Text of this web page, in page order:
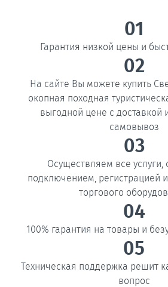
01
Гарантия низкой цены и
02
На сайте Вы можете купить
окопная походная
выгодной цене с доставкой
самовывоз
03
Осуществляем все услуги,
подключением, регистрацией
торгового
04
100% гарантия на товары и
05
Техническая поддержка решит
вопрос